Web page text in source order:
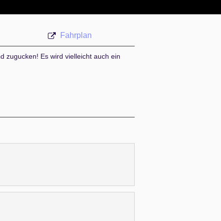
Fahrplan
zugucken! Es wird vielleicht auch ein